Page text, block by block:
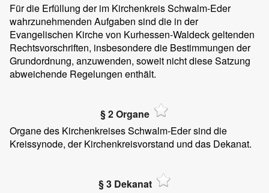
Für die Erfüllung der im Kirchenkreis Schwalm-Eder
wahrzunehmenden Aufgaben sind die in der
Evangelischen Kirche von Kurhessen-Waldeck geltenden
Rechtsvorschriften, insbesondere die Bestimmungen der
Grundordnung, anzuwenden, soweit nicht diese Satzung
abweichende Regelungen enthält.
§ 2 Organe
Organe des Kirchenkreises Schwalm-Eder sind die
Kreissynode, der Kirchenkreisvorstand und das Dekanat.
§ 3 Dekanat